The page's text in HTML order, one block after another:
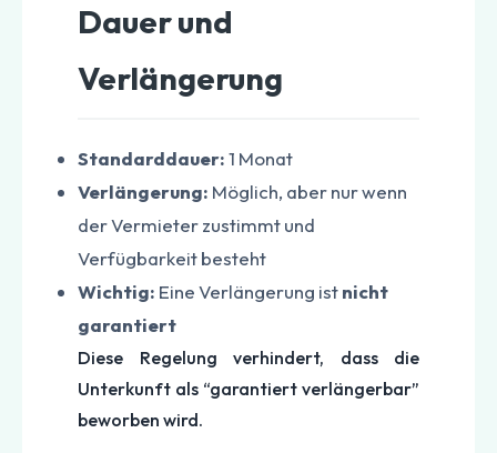
Dauer und
Verlängerung
Standarddauer:1 Monat
Verlängerung: Möglich, aber nur wenn
der Vermieter zustimmt und
Verfügbarkeit besteht
Wichtig: Eine Verlängerung istnicht
garantiert
Diese Regelung verhindert, dass die
Unterkunft als “garantiert verlängerbar”
beworben wird.